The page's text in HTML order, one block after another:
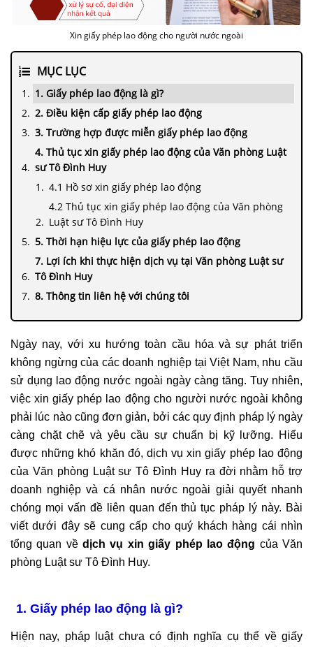
Xin giấy phép lao động cho người nước ngoài
MỤC LỤC
1. Giấy phép lao động là gì?
2. Điều kiện cấp giấy phép lao động
3. Trường hợp được miễn giấy phép lao động
4. Thủ tục xin giấy phép lao động của Văn phòng Luật
sư Tô Đình Huy
4.1 Hồ sơ xin giấy phép lao động
4.2 Thủ tục xin giấy phép lao động của Văn phòng
Luật sư Tô Đình Huy
5. Thời hạn hiệu lực của giấy phép lao động
7. Lợi ích khi thực hiện dịch vụ tại Văn phòng Luật sư
Tô Đình Huy
8. Thông tin liên hệ với chúng tôi
Ngày nay, với xu hướng toàn cầu hóa và sự phát triển
không ngừng của các doanh nghiệp tại Việt Nam, nhu cầu
sử dụng lao động nước ngoài ngày càng tăng. Tuy nhiên,
việc xin giấy phép lao động cho người nước ngoài không
phải lúc nào cũng đơn giản, bởi các quy định pháp lý ngày
càng chặt chẽ và yêu cầu sự chuẩn bị kỹ lưỡng. Hiểu
được những khó khăn đó, dịch vụ xin giấy phép lao động
của Văn phòng Luật sư Tô Đình Huy ra đời nhằm hỗ trợ
doanh nghiệp và cá nhân nước ngoài giải quyết nhanh
chóng mọi vấn đề liên quan đến thủ tục pháp lý này. Bài
viết dưới đây sẽ cung cấp cho quý khách hàng cái nhìn
tổng quan vềdịch vụ xin giấy phép lao động của Văn
phòng Luật sư Tô Đình Huy.
1. Giấy phép lao động là gì?
Hiện nay, pháp luật chưa có định nghĩa cụ thể về giấy